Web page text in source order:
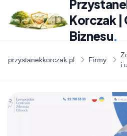
Korczak |
Biznesu.
przystanekkorczak.pl Firmy
i